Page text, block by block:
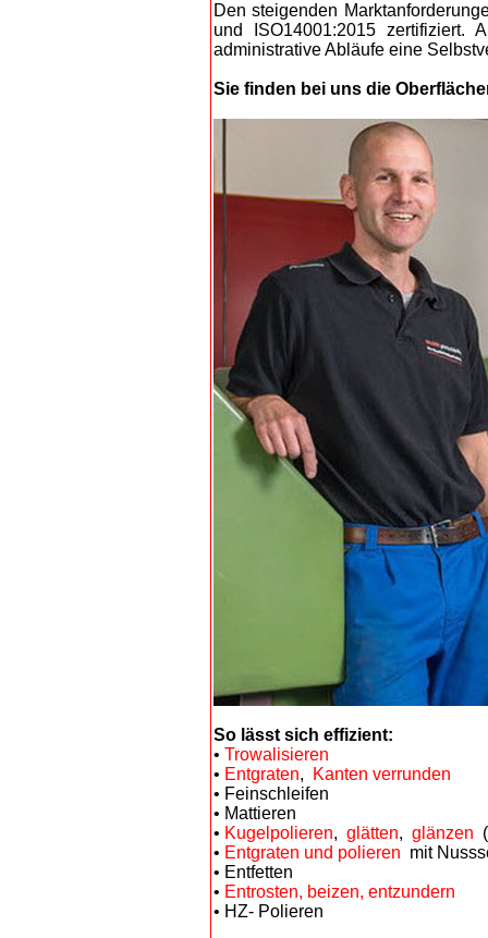
Den steigenden
und ISO14001:2015 zertifiziert.
administrative Abläufe eine
Sie finden bei uns die
So lässt sich effizient:
• Trowalisieren
• Entgraten,
Kanten verrunden
• Feinschleifen
• Mattieren
• Kugelpolieren, glätten, glänzen
• Entgraten und polieren mit
• Entfetten
• Entrosten, beizen, entzundern
• HZ- Polieren